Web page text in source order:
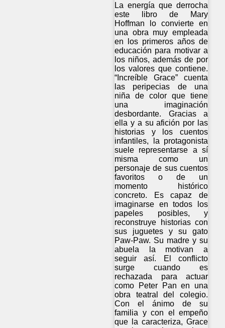
La energía que derrocha
este libro de Mary
Hoffman lo convierte en
una obra muy empleada
en los primeros años de
educación para motivar a
los niños, además de por
los valores que contiene.
“Increíble Grace” cuenta
las peripecias de una
niña de color que tiene
una imaginación
desbordante. Gracias a
ella y a su afición por las
historias y los cuentos
infantiles, la protagonista
suele representarse a sí
misma como un
personaje de sus cuentos
favoritos o de un
momento histórico
concreto. Es capaz de
imaginarse en todos los
papeles posibles, y
reconstruye historias con
sus juguetes y su gato
Paw-Paw. Su madre y su
abuela la motivan a
seguir así. El conflicto
surge cuando es
rechazada para actuar
como Peter Pan en una
obra teatral del colegio.
Con el ánimo de su
familia y con el empeño
que la caracteriza, Grace